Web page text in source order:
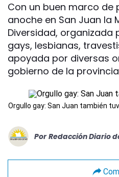
Con un buen marco de
anoche en San Juan la
Diversidad, organizada
gays, lesbianas,
apoyada por diversas
gobierno de la
Orgullo gay: San Juan también
Por Redacción Diario